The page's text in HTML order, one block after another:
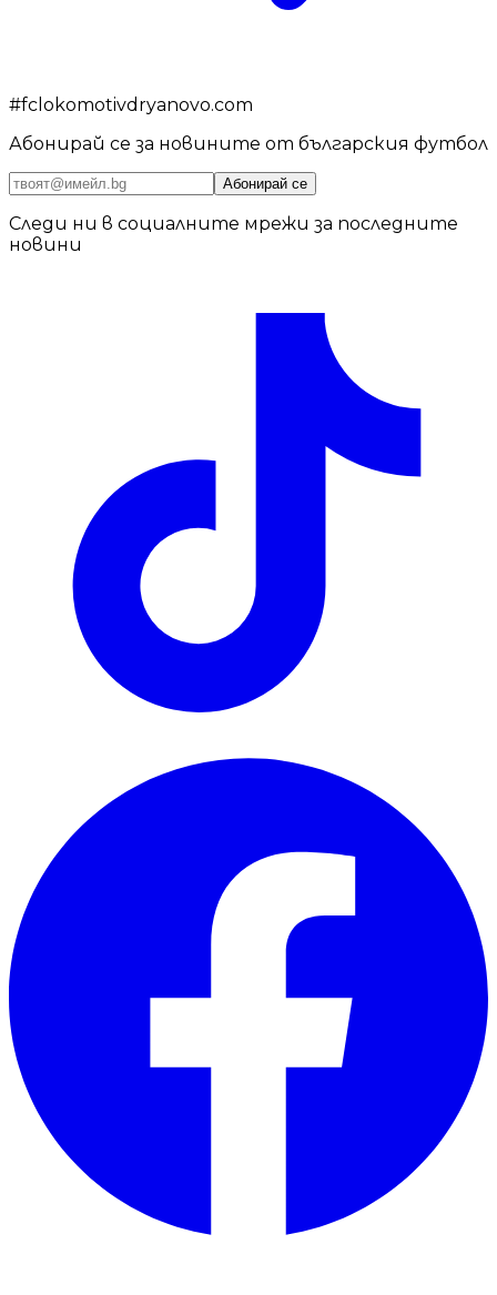
#fclokomotivdryanovo.com
Абонирай се за новините от българския футбол
Абонирай се
Следи ни в социалните мрежи за последните
новини